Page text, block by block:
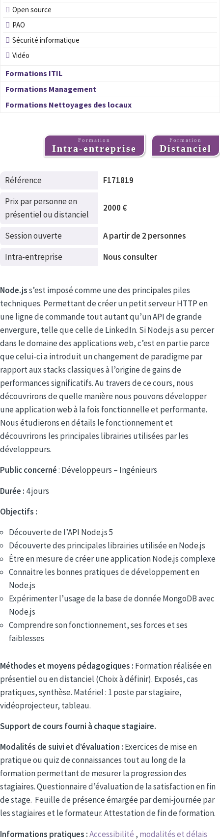
Open source
PAO
Sécurité informatique
Vidéo
Formations ITIL
Formations Management
Formations Nettoyages des locaux
Formation
Intra-entreprise
Formation
Distanciel
Référence
F171819
Prix par personne en
présentiel ou distanciel
2000 €
Session ouverte
A partir de 2 personnes
Intra-entreprise
Nous consulter
Node.jss’est imposé comme une des principales piles
techniques. Permettant de créer un petit serveur HTTP en
une ligne de commande tout autant qu’un API de grande
envergure, telle que celle de LinkedIn. Si Node.js a su percer
dans le domaine des applications web, c’est en partie parce
que celui-ci a introduit un changement de paradigme par
rapport aux stacks classiques à l’origine de gains de
performances significatifs. Au travers de ce cours, nous
découvrirons de quelle manière nous pouvons développer
une application web à la fois fonctionnelle et performante.
Nous étudierons en détails le fonctionnement et
découvrirons les principales librairies utilisées par les
développeurs.
Public concerné: Développeurs – Ingénieurs
Durée : 4 jours
Objectifs :
Découverte de l’API Node.js 5
Découverte des principales librairies utilisée en Node.js
Être en mesure de créer une application Node.js complexe
Connaitre les bonnes pratiques de développement en
Node.js
Expérimenter l’usage de la base de donnée MongoDB avec
Node.js
Comprendre son fonctionnement, ses forces et ses
faiblesses
Méthodes et moyens pédagogiques : Formation réalisée en
présentiel ou en distanciel (Choix à définir). Exposés, cas
pratiques, synthèse. Matériel : 1 poste par stagiaire,
vidéoprojecteur, tableau.
Support de cours fourni à chaque stagiaire.
Modalités de suivi et d’évaluation : Exercices de mise en
pratique ou quiz de connaissances tout au long de la
formation permettant de mesurer la progression des
stagiaires. Questionnaire d’évaluation de la satisfaction en fin
de stage. Feuille de présence émargée par demi-journée par
les stagiaires et le formateur. Attestation de fin de formation.
Informations pratiques :Accessibilité , modalités et délais